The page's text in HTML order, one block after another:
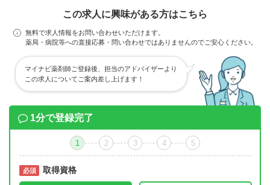
この求人に興味がある方はこちら
無料で求人情報をお問い合わせいただけます。
薬局・病院等への直接応募・問い合わせではありませんのでご安心ください。
マイナビ薬剤師ご登録後、担当のアドバイザーより
この求人についてご案内差し上げます！
1分で登録完了
1 2 3 4 5
必須 取得資格